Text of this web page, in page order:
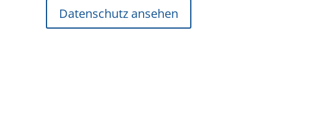
Datenschutz ansehen